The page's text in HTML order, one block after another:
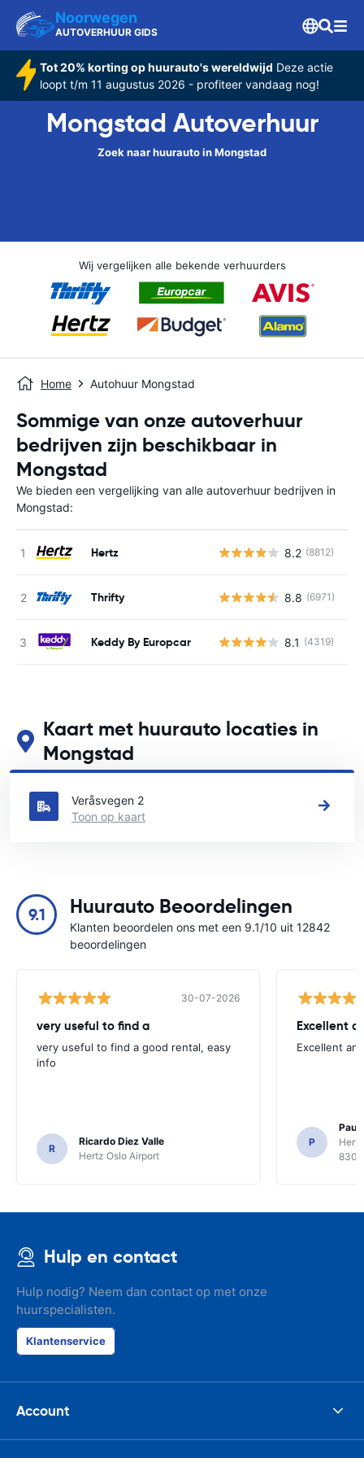
Noorwegen
AUTOVERHUUR GIDS
Tot 20% korting op huurauto's wereldwijd Deze actie
loopt t/m 11 augustus 2026 - profiteer vandaag nog!
Mongstad Autoverhuur
Zoek naar huurauto in Mongstad
Wij vergelijken alle bekende verhuurders
Home Autohuur Mongstad
Sommige van onze autoverhuur
bedrijven zijn beschikbaar in
Mongstad
We bieden een vergelijking van alle autoverhuur bedrijven in
Mongstad:
Hertz 8.2 (8812)
Thrifty 8.8 (6971)
Keddy By Europcar 8.1 (4319)
Kaart met huurauto locaties in
Mongstad
Zie onze belangrijkste autoverhuur locaties in Mongstad
Veråsvegen 2
Toon op kaart
9.1 Huurauto Beoordelingen
Klanten beoordelen ons met een 9.1/10 uit 12842
beoordelingen
30-07-2026
very useful to find a
very useful to find a good rental, easy
info
R
Ricardo Diez Valle
Hertz Oslo Airport
Excellent
Excellent
P
Paul
8300
Hulp en contact
Hulp nodig? Neem dan contact op met onze
huurspecialisten.
Klantenservice
Account